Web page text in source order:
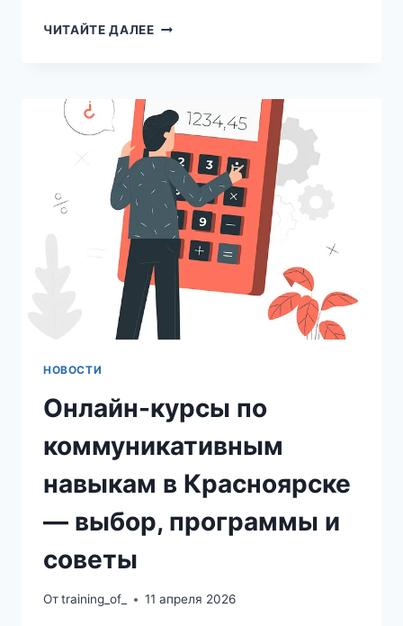
ЧИТАЙТЕ ДАЛЕЕОНЛАЙН‑КУРСЫ
КРАСНОЯРСКА:
КАК
ВЫБРАТЬ,
ЧТО
ПРОЙТИ
И
ПОЧЕМУ
ЭТО
ВАЖНО
НОВОСТИ
Онлайн-курсы по
коммуникативным
навыкам в Красноярске
— выбор, программы и
советы
Отtraining_of_ 11 апреля 2026